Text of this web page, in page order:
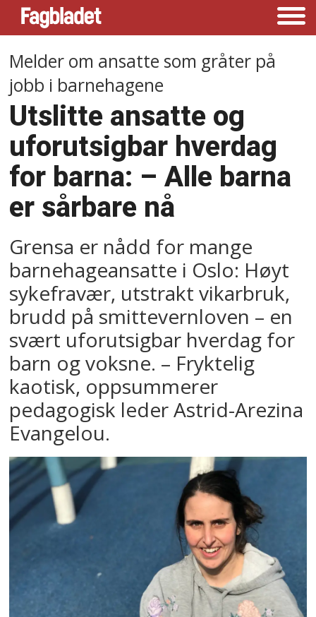
Melder om ansatte som gråter på
jobb i barnehagene
Utslitte ansatte og
uforutsigbar hverdag
for barna: –⁠ Alle barna
er sårbare nå
Grensa er nådd for mange
barnehageansatte i Oslo: Høyt
sykefravær, utstrakt vikarbruk,
brudd på smittevernloven – en
svært uforutsigbar hverdag for
barn og voksne. – Fryktelig
kaotisk, oppsummerer
pedagogisk leder Astrid-Arezina
Evangelou.